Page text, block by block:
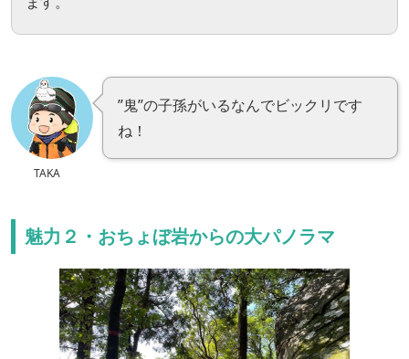
TAKA
”鬼”の子孫がいるなんでビックリです
ね！
魅力２・おちょぼ岩からの大パノラマ